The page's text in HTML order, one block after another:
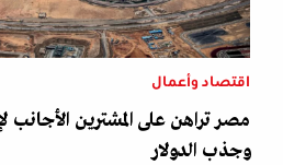
اقتصاد وأعمال
مصر تراهن على المشترين
وجذب الدولار